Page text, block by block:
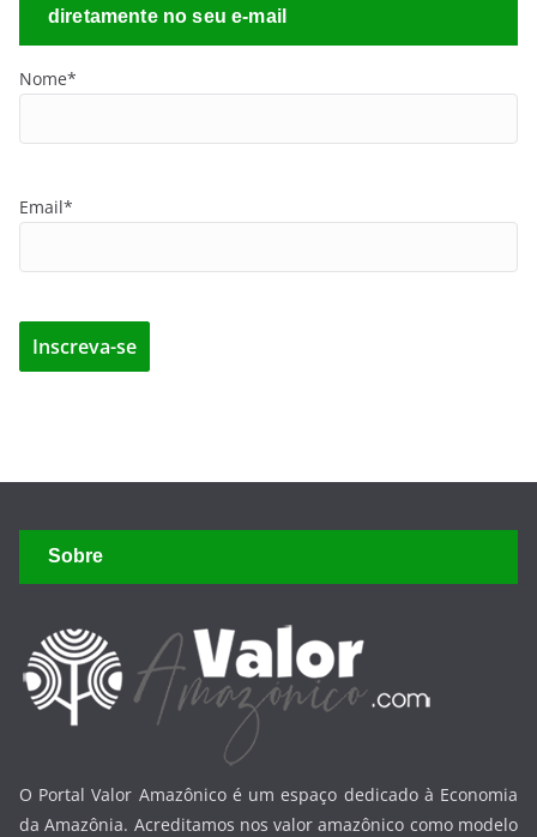
diretamente no seu e-mail
Nome*
Email*
Sobre
O Portal Valor Amazônico é um espaço dedicado à Economia
da Amazônia. Acreditamos nos valor amazônico como modelo